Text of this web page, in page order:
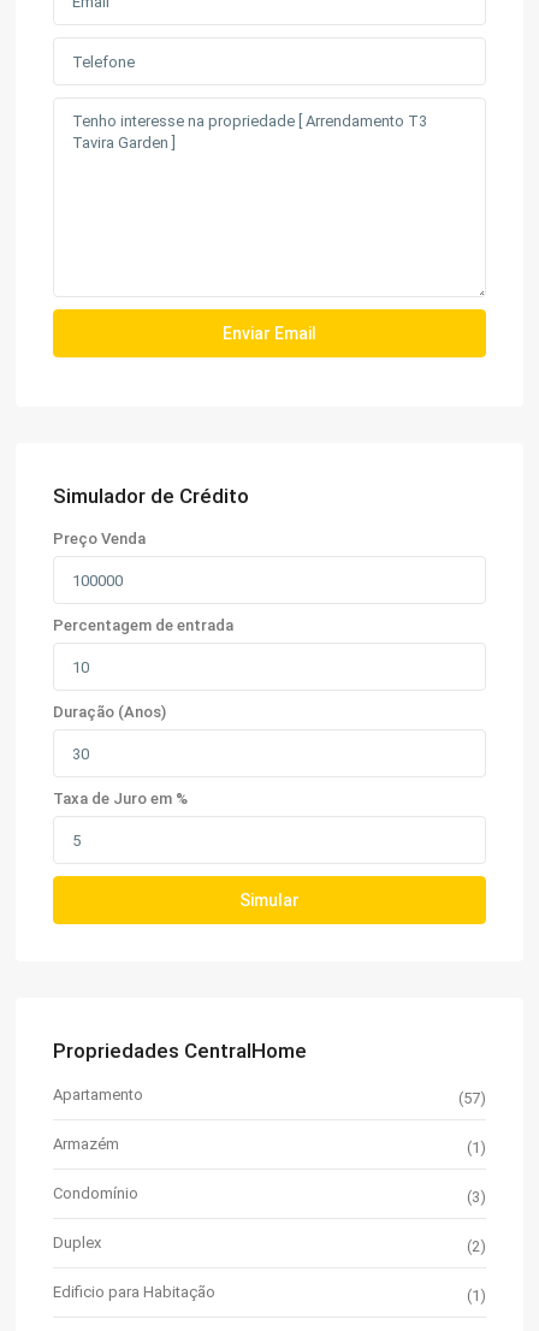
Simulador de Crédito
Preço Venda
Percentagem de entrada
Duração (Anos)
Taxa de Juro em %
Simular
Propriedades CentralHome
Apartamento (57)
Armazém (1)
Condomínio (3)
Duplex (2)
Edificio para Habitação (1)